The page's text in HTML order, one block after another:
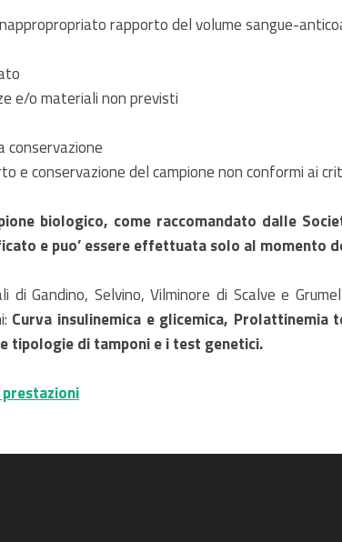
rapporto del volume sangue-
e/o materiali non previsti
conservazione
e conservazione del campione non conformi ai
biologico, come raccomandato dalle
e puo’ essere effettuata solo al momento
di Gandino, Selvino, Vilminore di Scalve e
Curva insulinemica e glicemica, Prolattinemia
tipologie di tamponi e i test genetici.